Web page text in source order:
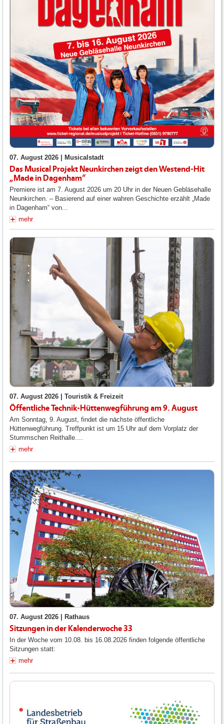
07. August 2026 | Musicalstadt
Das Musical Projekt Neunkirchen zeigt den Westend-Hit
„Made in Dagenham“
Premiere ist am 7. August 2026 um 20 Uhr in der Neuen Gebläsehalle
Neunkirchen. – Basierend auf einer wahren Geschichte erzählt „Made
in Dagenham“ von...
mehr
07. August 2026 | Touristik & Freizeit
Öffentliche Technik-Hüttenwegführung am 9. August
Am Sonntag, 9. August, findet die nächste öffentliche
Hüttenwegführung. Treffpunkt ist um 15 Uhr auf dem Vorplatz der
Stummschen Reithalle....
mehr
07. August 2026 | Rathaus
Sitzungen in der Kalenderwoche 33
In der Woche vom 10.08. bis 16.08.2026 finden folgende öffentliche
Sitzungen statt:
mehr